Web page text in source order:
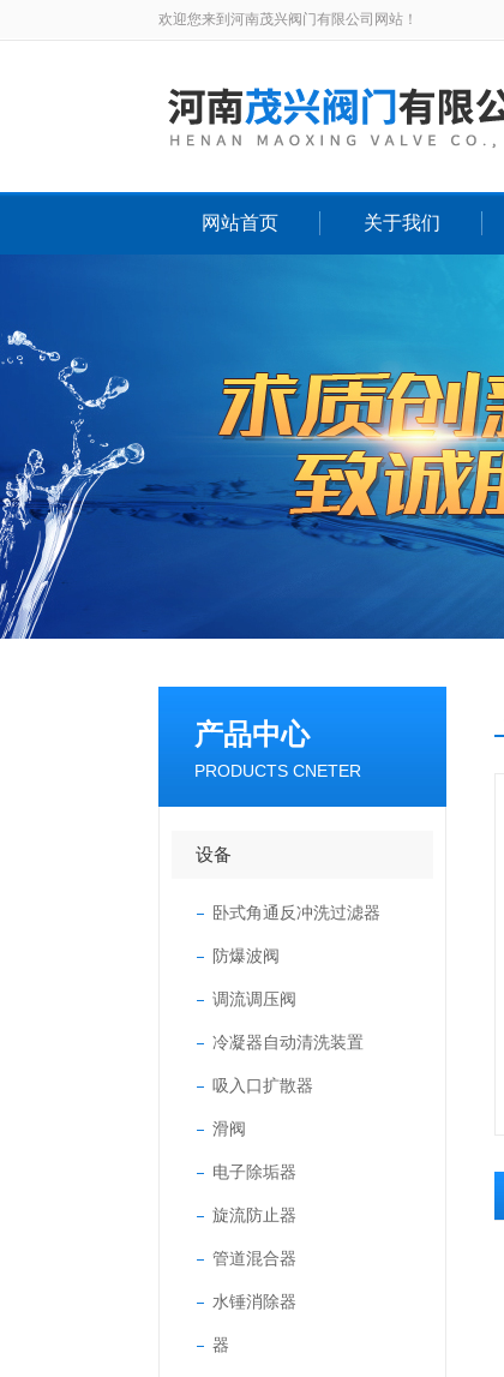
欢迎您来到河南茂兴阀门有限公司网站！
网站首页 关于我们
产品中心
PRODUCTS CNETER
设备
卧式角通反冲洗过滤器
防爆波阀
调流调压阀
冷凝器自动清洗装置
吸入口扩散器
滑阀
电子除垢器
旋流防止器
管道混合器
水锤消除器
器